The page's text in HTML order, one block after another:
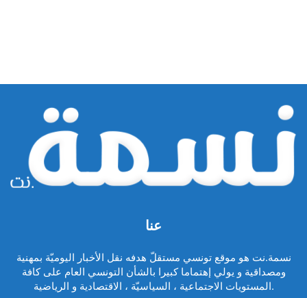
عنا
نسمة.نت هو موقع تونسي مستقلّ هدفه نقل الأخبار اليوميّة بمهنية
ومصداقية و يولي إهتماما كبيرا بالشأن التونسي العام على كافة
المستويات الاجتماعية ، السياسيّة ، الاقتصادية و الرياضية.